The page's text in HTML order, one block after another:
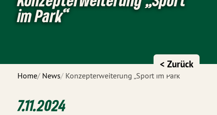
im Park“
Home News Konzepterweiterung „Sport im Park“
< Zurück
7.11.2024